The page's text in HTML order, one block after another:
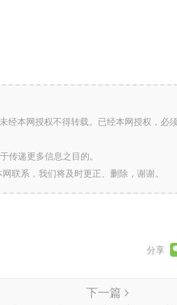
经本网授权不得转载。已经本网授权，必
传递更多信息之目的。
联系，我们将及时更正、删除，谢谢。
下一篇